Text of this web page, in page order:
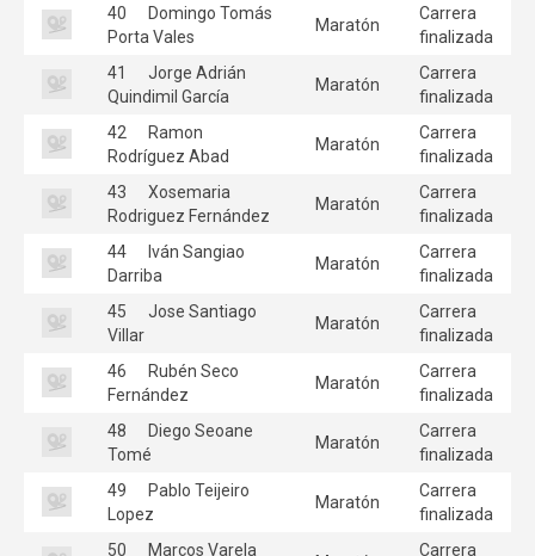
40
Domingo Tomás
Porta Vales
Maratón
Carrera
finalizada
41
Jorge Adrián
Quindimil García
Maratón
Carrera
finalizada
42
Ramon
Rodríguez Abad
Maratón
Carrera
finalizada
43
Xosemaria
Rodriguez Fernández
Maratón
Carrera
finalizada
44
Iván Sangiao
Darriba
Maratón
Carrera
finalizada
45
Jose Santiago
Villar
Maratón
Carrera
finalizada
46
Rubén Seco
Fernández
Maratón
Carrera
finalizada
48
Diego Seoane
Tomé
Maratón
Carrera
finalizada
49
Pablo Teijeiro
Lopez
Maratón
Carrera
finalizada
50
Marcos Varela
Carrera